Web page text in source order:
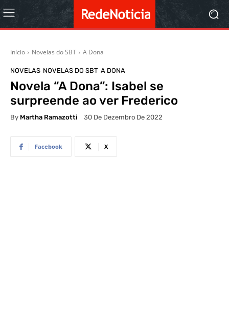
Início Novelas do SBT A Dona
NOVELAS NOVELAS DO SBT A DONA
Novela “A Dona”: Isabel se
surpreende ao ver Frederico
By Martha Ramazotti 30 De Dezembro De 2022
Facebook X